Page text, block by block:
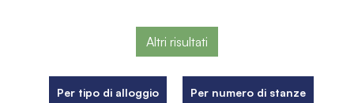
Altri risultati
Per tipo di alloggio Per numero di stanze